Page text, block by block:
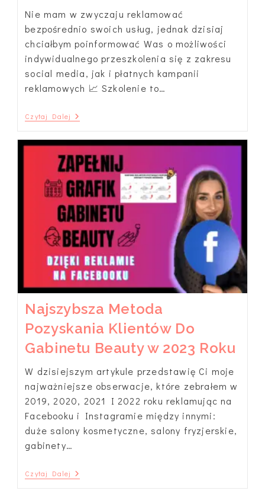
Nie mam w zwyczaju reklamować
bezpośrednio swoich usług, jednak dzisiaj
chciałbym poinformować Was o możliwości
indywidualnego przeszkolenia się z zakresu
social media, jak i płatnych kampanii
reklamowych 📈 Szkolenie to…
Czytaj Dalej Szkolenie
–
Reklama
Usług
Kosmetycznych
W
2020
Roku
Najszybsza Metoda
Pozyskania Klientów Do
Gabinetu Beauty w 2023 Roku
W dzisiejszym artykule przedstawię Ci moje
najważniejsze obserwacje, które zebrałem w
2019, 2020, 2021 I 2022 roku reklamując na
Facebooku i Instagramie między innymi:
duże salony kosmetyczne, salony fryzjerskie,
gabinety…
Czytaj Dalej Najszybsza
Metoda